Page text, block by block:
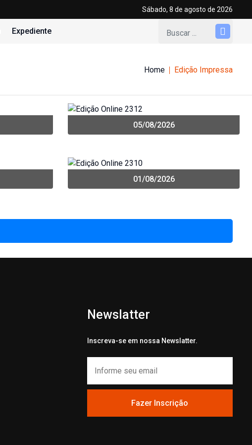
Sábado, 8 de agosto de 2026
Expediente
Home Edição Impressa
05/08/2026
01/08/2026
Newslatter
Inscreva-se em nossa Newslatter.
Fazer Inscrição